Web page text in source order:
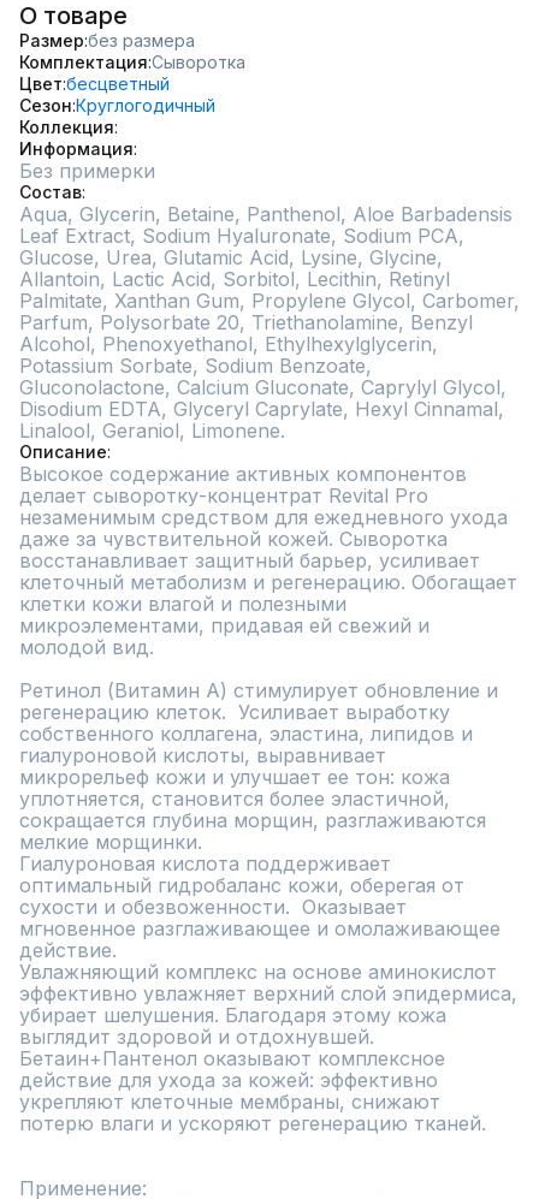
О товаре
Размер без размера
Комплектация Сыворотка
Цвет бесцветный
Сезон Круглогодичный
Коллекция
Информация
Без примерки
Состав
Aqua, Glycerin, Betaine, Panthenol, Aloe Barbadensis
Leaf Extract, Sodium Hyaluronate, Sodium PCA,
Glucose, Urea, Glutamic Acid, Lysine, Glycine,
Allantoin, Lactic Acid, Sorbitol, Lecithin, Retinyl
Palmitate, Xanthan Gum, Propylene Glycol, Carbomer,
Parfum, Polysorbate 20, Triethanolamine, Benzyl
Alcohol, Phenoxyethanol, Ethylhexylglycerin,
Potassium Sorbate, Sodium Benzoate,
Gluconolactone, Calcium Gluconate, Caprylyl Glycol,
Disodium EDTA, Glyceryl Caprylate, Hexyl Cinnamal,
Linalool, Geraniol, Limonene.
Описание
Высокое содержание активных компонентов
делает сыворотку-концентрат Revital Pro
незаменимым средством для ежедневного ухода
даже за чувствительной кожей. Сыворотка
восстанавливает защитный барьер, усиливает
клеточный метаболизм и регенерацию. Обогащает
клетки кожи влагой и полезными
микроэлементами, придавая ей свежий и
молодой вид.
Ретинол (Витамин А) стимулирует обновление и
регенерацию клеток.  Усиливает выработку
собственного коллагена, эластина, липидов и
гиалуроновой кислоты, выравнивает
микрорельеф кожи и улучшает ее тон: кожа
уплотняется, становится более эластичной,
сокращается глубина морщин, разглаживаются
мелкие морщинки.
Гиалуроновая кислота поддерживает
оптимальный гидробаланс кожи, оберегая от
сухости и обезвоженности.  Оказывает
мгновенное разглаживающее и омолаживающее
действие.
Увлажняющий комплекс на основе аминокислот
эффективно увлажняет верхний слой эпидермиса,
убирает шелушения. Благодаря этому кожа
выглядит здоровой и отдохнувшей.
Бетаин+Пантенол оказывают комплексное
действие для ухода за кожей: эффективно
укрепляют клеточные мембраны, снижают
потерю влаги и ускоряют регенерацию тканей.
Применение: